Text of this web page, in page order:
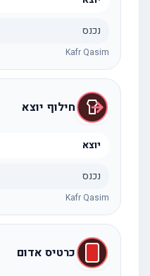
נכנס
Kafr Qasim
חילוף יוצא
יוצא
נכנס
Kafr Qasim
כרטיס אדום